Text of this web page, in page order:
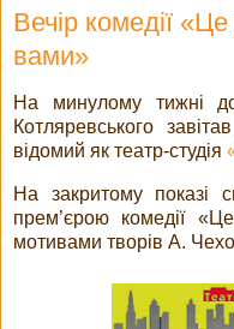
Вечір комедії
вами»
На минулому тижні
Котляревського
відомий як театр-студія
На закритому показі
прем’єрою комедії
мотивами творів А.